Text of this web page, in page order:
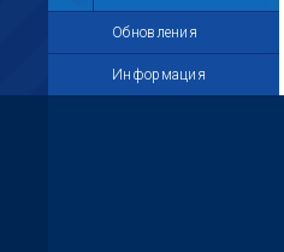
Обновления
Информация